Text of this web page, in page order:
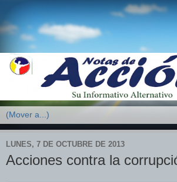
LUNES, 7 DE OCTUBRE DE 2013
Acciones contra la